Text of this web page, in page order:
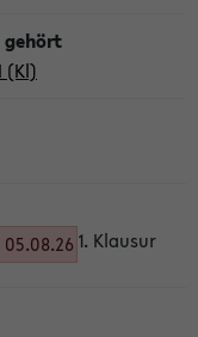
(Kl)
1. Klausur